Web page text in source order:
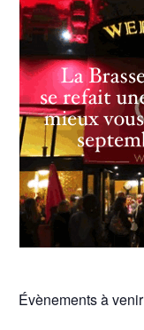
Évènements à venir